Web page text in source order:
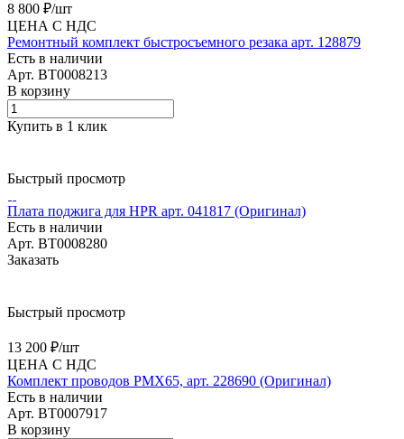
8 800 ₽/шт
ЦЕНА С НДС
Ремонтный комплект быстросъемного резака арт. 128879
Есть в наличии
Арт. BT0008213
В корзину
Купить в 1 клик
Быстрый просмотр
Плата поджига для HPR арт. 041817 (Оригинал)
Есть в наличии
Арт. BT0008280
Заказать
Быстрый просмотр
13 200 ₽/шт
ЦЕНА С НДС
Комплект проводов PMX65, арт. 228690 (Оригинал)
Есть в наличии
Арт. BT0007917
В корзину